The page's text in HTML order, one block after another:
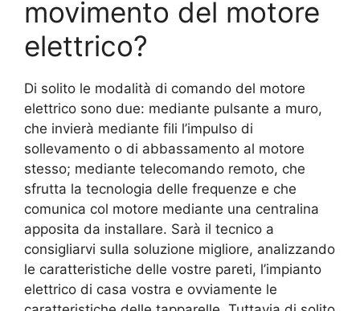
movimento del motore
elettrico?
Di solito le modalità di comando del motore
elettrico sono due: mediante pulsante a muro,
che invierà mediante fili l’impulso di
sollevamento o di abbassamento al motore
stesso; mediante telecomando remoto, che
sfrutta la tecnologia delle frequenze e che
comunica col motore mediante una centralina
apposita da installare. Sarà il tecnico a
consigliarvi sulla soluzione migliore, analizzando
le caratteristiche delle vostre pareti, l’impianto
elettrico di casa vostra e ovviamente le